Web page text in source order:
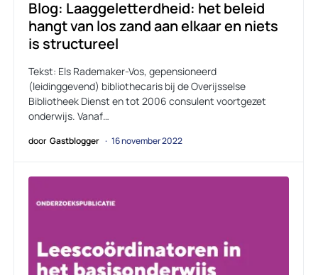
Blog: Laaggeletterdheid: het beleid
hangt van los zand aan elkaar en niets
is structureel
Tekst: Els Rademaker-Vos, gepensioneerd
(leidinggevend) bibliothecaris bij de Overijsselse
Bibliotheek Dienst en tot 2006 consulent voortgezet
onderwijs. Vanaf…
door Gastblogger 16 november 2022